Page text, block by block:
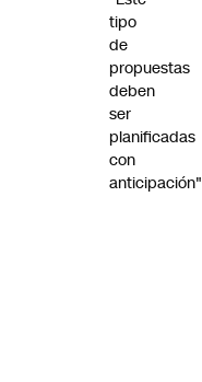
tipo
de
propuestas
deben
ser
planificadas
con
anticipación"